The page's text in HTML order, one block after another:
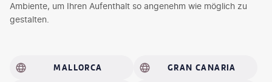
Ambiente, um Ihren Aufenthalt so angenehm wie möglich zu
gestalten.
MALLORCA GRAN CANARIA